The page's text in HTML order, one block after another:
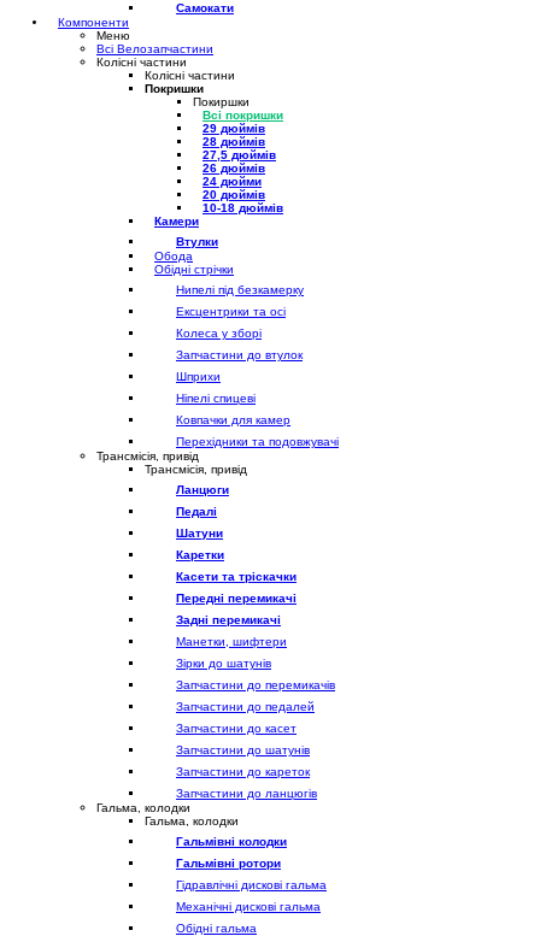
Самокати
Компоненти
Меню
Всі Велозапчастини
Колісні частини
Колісні частини
Покришки
Покиршки
Всі покришки
29 дюймів
28 дюймів
27,5 дюймів
26 дюймів
24 дюйми
20 дюймів
10-18 дюймів
Камери
Втулки
Обода
Обідні стрічки
Нипелі під безкамерку
Ексцентрики та осі
Колеса у зборі
Запчастини до втулок
Шприхи
Ніпелі спицеві
Ковпачки для камер
Перехідники та подовжувачі
Трансмісія, привід
Трансмісія, привід
Ланцюги
Педалі
Шатуни
Каретки
Касети та тріскачки
Передні перемикачі
Задні перемикачі
Манетки, шифтери
Зірки до шатунів
Запчастини до перемикачів
Запчастини до педалей
Запчастини до касет
Запчастини до шатунів
Запчастини до кареток
Запчастини до ланцюгів
Гальма, колодки
Гальма, колодки
Гальмівні колодки
Гальмівні ротори
Гідравлічні дискові гальма
Механічні дискові гальма
Обідні гальма